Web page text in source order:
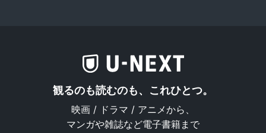
観るのも読むのも、これひとつ。
映画 / ドラマ / アニメから、
マンガや雑誌など電子書籍まで